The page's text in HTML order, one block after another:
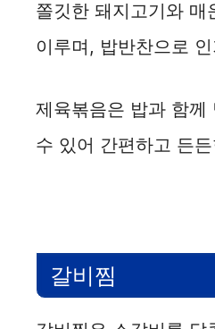
쫄깃한 돼지고기와 매
이루며, 밥반찬으로
제육볶음은 밥과 함께
수 있어 간편하고 든
갈비찜